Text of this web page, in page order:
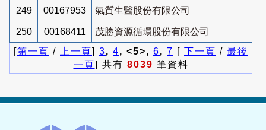
249 00167953 氣質生醫股份有限公司
250 00168411
茂勝資源循環股份有限公司
[第一頁 / 上一頁] 3, 4, <5>, 6, 7 [ 下一頁 / 最後
一頁] 共有 8039 筆資料